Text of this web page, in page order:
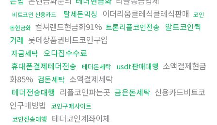
비트코인 신용카드 탈세돈믹싱 이더리움클레식클레식판매 코인
돈현금화 컬쳐랜드현금화91% 트론리플코인전송
알트코인퀵
거래 롯데상품권비트코인구입
자금세탁 오다집수수료
휴대폰결제테더전송
테더돈세탁 usdt판매대행 소액결제현금
화85% 검돈세탁 소액결제세탁
테더전송대행 리플코인파는곳 금은돈세탁 신용카드비트코
인구매방법
코인구매사이트
코인전송대행
테더코인계좌이체